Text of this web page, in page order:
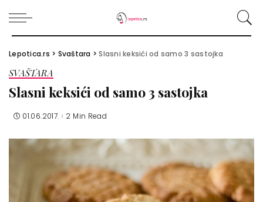
Lepotica.rs > Svaštara >Slasni keksići od samo 3 sastojka
SVAŠTARA
Slasni keksići od samo 3 sastojka
01.06.2017. 2 Min Read